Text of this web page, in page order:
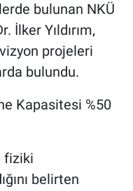
bulunan NKÜ
İlker Yıldırım,
projeleri
bulundu.
Kapasitesi %50
fiziki
belirten